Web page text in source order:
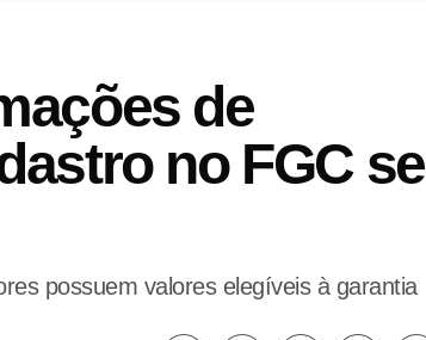
de
no FGC se
possuem valores elegíveis à garantia